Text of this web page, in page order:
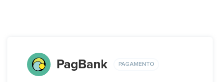
PagBank PAGAMENTO